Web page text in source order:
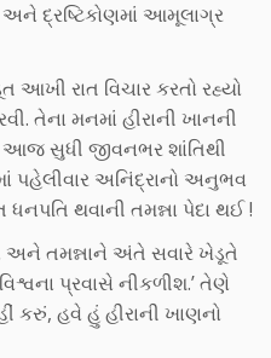
અને દ્રષ્ટિકોણમાં આમૂલાગ્ર
રાત વિચાર કરતો રહ્યો
તેના મનમાં હીરાની ખાનની
આજ સુધી જીવનભર શાંતિથી
અનિંદ્રાનો અનુભવ
ધનપતિ થવાની તમન્ના પેદા થઈ !
અને તમન્નાને અંતે સવારે ખેડૂતે
પ્રવાસે નીકળીશ.’ તેણે
કરું, હવે હું હીરાની ખાણનો